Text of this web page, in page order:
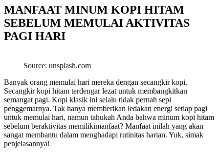
MANFAAT MINUM KOPI HITAM
SEBELUM MEMULAI AKTIVITAS
PAGI HARI
Source: unsplash.com
Banyak orang memulai hari mereka dengan secangkir kopi.
Secangkir kopi hitam terdengar lezat untuk membangkitkan
semangat pagi. Kopi klasik ini selalu tidak pernah sepi
penggemarnya. Tak hanya memberikan ledakan energi setiap pagi
untuk memulai hari, namun tahukah Anda bahwa minum kopi hitam
sebelum beraktivitas memilikimanfaat? Manfaat inilah yang akan
sangat membantu dalam menghadapi rutinitas harian. Yuk, simak
penjelasannya!